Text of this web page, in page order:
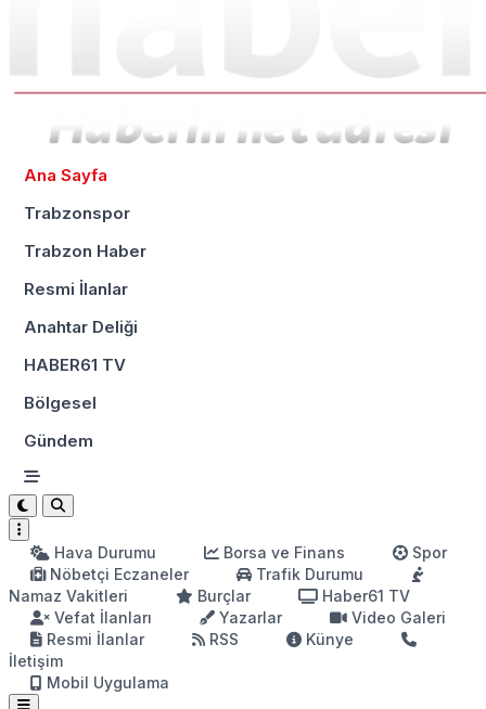
Ana Sayfa
Trabzonspor
Trabzon Haber
Resmi İlanlar
Anahtar Deliği
HABER61 TV
Bölgesel
Gündem
Hava Durumu Borsa ve Finans
Spor
Nöbetçi Eczaneler
Trafik Durumu
Namaz Vakitleri
Burçlar
Haber61 TV
Vefat İlanları
Yazarlar
Video Galeri
Resmi İlanlar
RSS
Künye
İletişim
Mobil Uygulama